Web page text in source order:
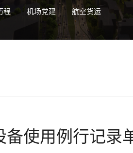
程 机场党建 航空货运
使用例行记录